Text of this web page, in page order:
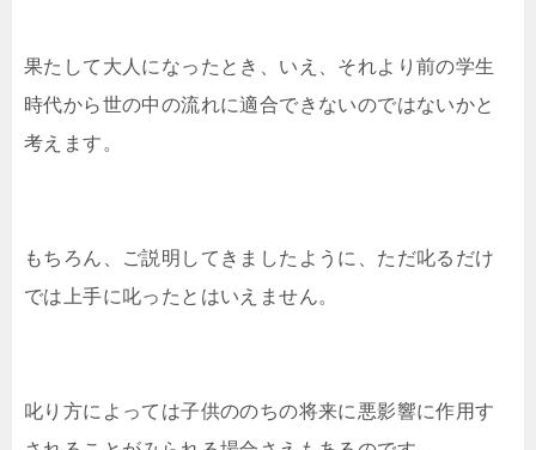
果たして大人になったとき、いえ、それより前の学生
時代から世の中の流れに適合できないのではないかと
考えます。
もちろん、ご説明してきましたように、ただ叱るだけ
では上手に叱ったとはいえません。
叱り方によっては子供ののちの将来に悪影響に作用す